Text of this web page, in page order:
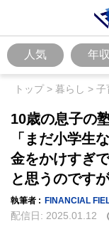
人気 年収
トップ> 暮らし > 子
10歳の息子の
「まだ小学生
金をかけすぎ
と思うのです
執筆者 : FINANCIAL
配信日: 2025.01.12